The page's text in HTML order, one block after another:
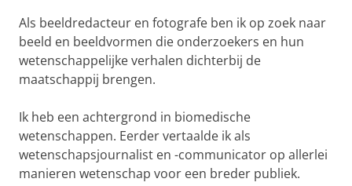
Als beeldredacteur en fotografe ben ik op zoek naar
beeld en beeldvormen die onderzoekers en hun
wetenschappelijke verhalen dichterbij de
maatschappij brengen.
Ik heb een achtergrond in biomedische
wetenschappen. Eerder vertaalde ik als
wetenschapsjournalist en -communicator op allerlei
manieren wetenschap voor een breder publiek.